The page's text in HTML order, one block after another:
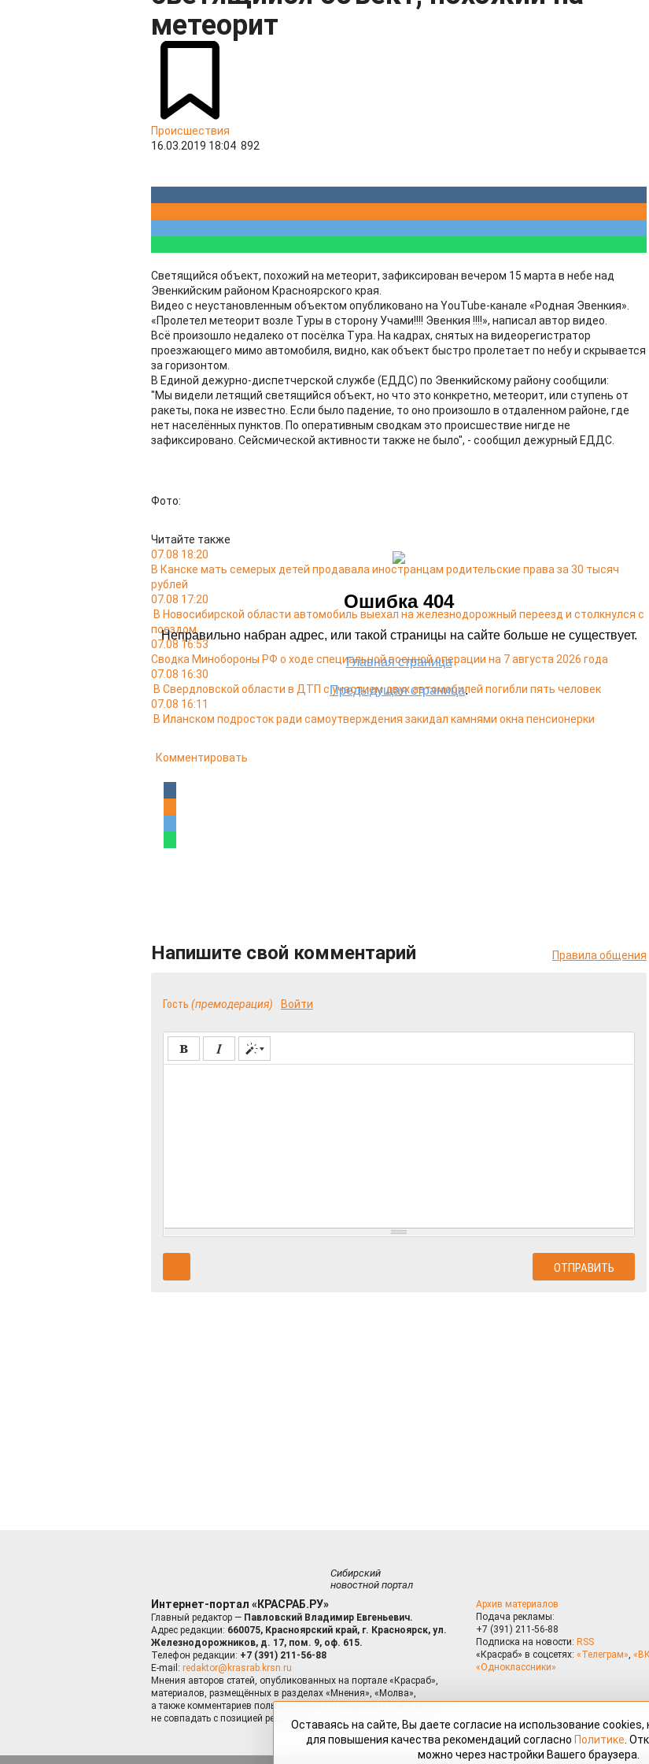
метеорит
Происшествия
16.03.2019 18:04 892
Светящийся объект, похожий на метеорит, зафиксирован вечером 15 марта в небе над
Эвенкийским районом Красноярского края.
Видео с неустановленным объектом опубликовано на YouTube-канале «Родная Эвенкия».
«Пролетел метеорит возле Туры в сторону Учами!!!! Эвенкия !!!!», написал автор видео.
Всё произошло недалеко от посёлка Тура. На кадрах, снятых на видеорегистратор
проезжающего мимо автомобиля, видно, как объект быстро пролетает по небу и скрывается
за горизонтом.
В Единой дежурно-диспетчерской службе (ЕДДС) по Эвенкийскому району сообщили:
"Мы видели летящий светящийся объект, но что это конкретно, метеорит, или ступень от
ракеты, пока не известно. Если было падение, то оно произошло в отдаленном районе, где
нет населённых пунктов. По оперативным сводкам это происшествие нигде не
зафиксировано. Сейсмической активности также не было", - сообщил дежурный ЕДДС.
Фото:
Читайте также
07.08 18:20
В Канске мать семерых детей продавала иностранцам родительские права за 30 тысяч
рублей
07.08 17:20
В Новосибирской области автомобиль выехал на железнодорожный переезд и столкнулся с
поездом
07.08 16:53
Сводка Минобороны РФ о ходе специальной военной операции на 7 августа 2026 года
07.08 16:30
В Свердловской области в ДТП с участием двух автомобилей погибли пять человек
07.08 16:11
В Иланском подросток ради самоутверждения закидал камнями окна пенсионерки
Комментировать
Напишите свой комментарий Правила общения
Гость (премодерация) Войти
Сибирский
новостной портал
Интернет-портал «КРАСРАБ.РУ»
Главный редактор — Павловский Владимир Евгеньевич.
Адрес редакции: 660075, Красноярский край, г. Красноярск, ул.
Железнодорожников, д. 17, пом. 9, оф. 615.
Телефон редакции: +7 (391) 211-56-88
E-mail: redaktor@krasrab.krsn.ru
Мнения авторов статей, опубликованных на портале «Красраб»,
материалов, размещённых в разделах «Мнения», «Молва»,
а также комментариев пользователей к материалам сайта могут
не совпадать с позицией редакции.
Архив материалов
Подача рекламы:
+7 (391) 211-56-88
Подписка на новости: RSS
«Красраб» в соцсетях: «Телеграм»,
«Одноклассники»
Оставаясь на сайте, Вы даете согласие на использование
для повышения качества рекомендаций согласно Политике .
можно через настройки Вашего браузера.